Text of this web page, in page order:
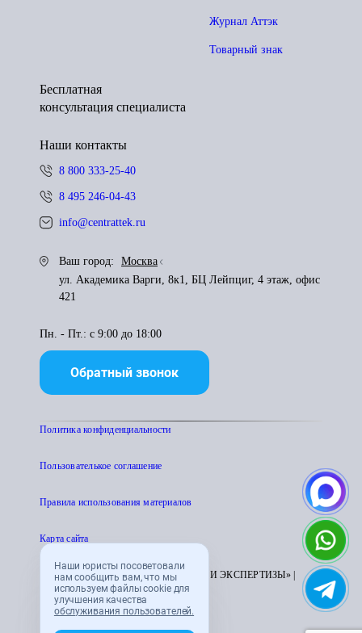
Наши юристы посоветовали
нам сообщить вам, что мы
используем файлы cookie для
улучшения качества
обслуживания пользователей.
Журнал Аттэк
Товарный знак
Бесплатная
консультация специалиста
Наши контакты
8 800 333-25-40
8 495 246-04-43
info@centrattek.ru
Ваш город:
Москва
ул. Академика Варги, 8к1, БЦ Лейпциг, 4 этаж, офис
421
Пн. - Пт.: с 9:00 до 18:00
Обратный звонок
Политика конфиденциальности
Пользователькое соглашение
Правила использования материалов
Карта сайта
© 1995 - 2026 «ЦЕНТР АТТЕСТАЦИИ И ЭКСПЕРТИЗЫ» |
CENTRATTEK.RU